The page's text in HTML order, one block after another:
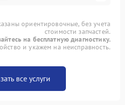
ориентировочные, без учета
стоимости запчастей.
на бесплатную диагностику.
и укажем на неисправность.
все услуги